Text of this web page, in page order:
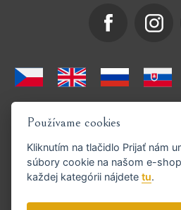
Podporujeme
Používame cookies
Kliknutím na tlačidlo Prijať nám
súbory cookie na našom e-
každej kategórii nájdetetu.